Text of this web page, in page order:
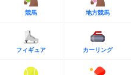
競馬 地方競馬
フィギュア カーリング